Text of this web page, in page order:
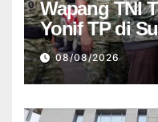
Wapang TNI
Yonif TP di
08/08/2026